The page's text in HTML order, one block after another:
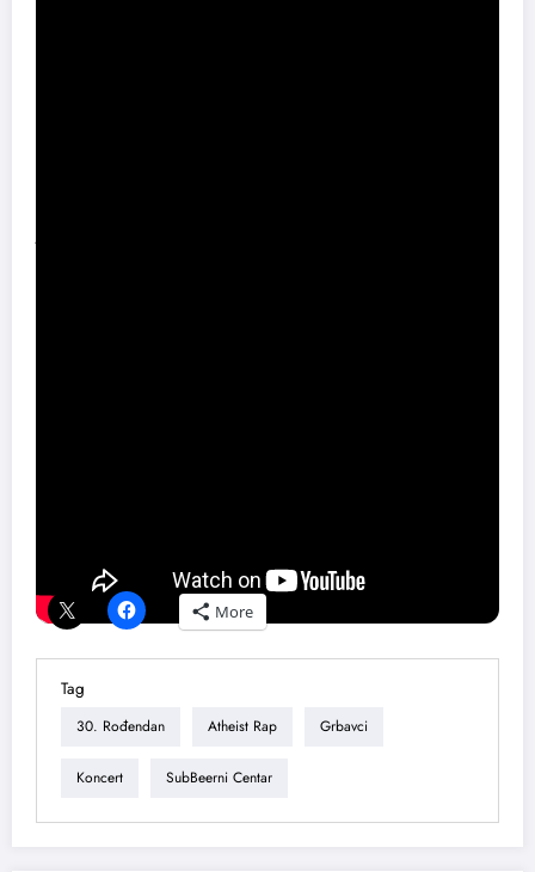
Podeli ovaj tekst ako ti se dopao:
More
Tag
30. Rođendan Atheist Rap Grbavci
Koncert SubBeerni Centar